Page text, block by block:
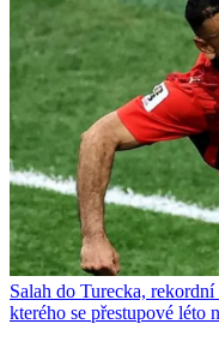
Salah do Turecka,
kterého se přestupové léto